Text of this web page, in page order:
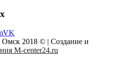
VK
2018 © | Создание и
M-center24.ru